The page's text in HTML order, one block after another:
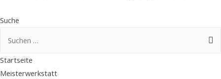
Suche
Startseite
Meisterwerkstatt